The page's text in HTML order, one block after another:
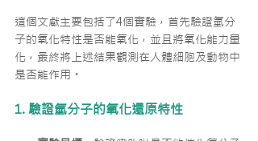
這個文獻主要包括了4個實驗，首先驗證氫分
子的氧化特性是否能氧化，並且將氧化能力量
化，最終將上述結果觀測在人體細胞及動物中
是否能作用。
1. 驗證氫分子的氧化還原特性